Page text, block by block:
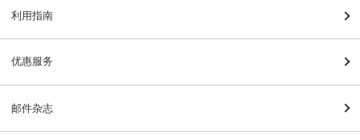
利用指南
优惠服务
邮件杂志